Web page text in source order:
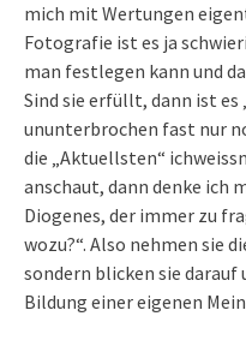
mich mit Wertungen
Fotografie ist es ja
man festlegen kann und
Sind sie erfüllt, dann ist es
ununterbrochen fast nur
die „Aktuellsten“
anschaut, dann denke ich
Diogenes, der immer zu
wozu?“. Also nehmen sie
sondern blicken sie darauf
Bildung einer eigenen